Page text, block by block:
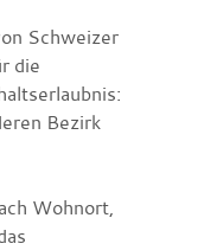
Schweizer
die
Bezirk
Wohnort,